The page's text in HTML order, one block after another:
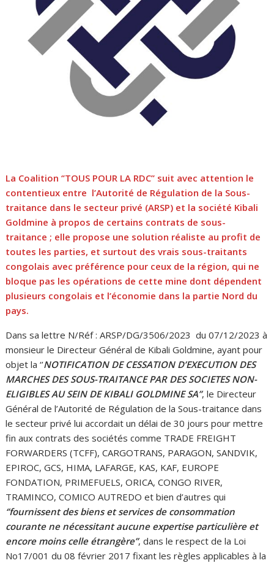
La Coalition ‘’TOUS POUR LA RDC’’ suit avec attention le
contentieux entre l’Autorité de Régulation de la Sous-
traitance dans le secteur privé (ARSP) et la société Kibali
Goldmine à propos de certains contrats de sous-
traitance ; elle propose une solution réaliste au profit de
toutes les parties, et surtout des vrais sous-traitants
congolais avec préférence pour ceux de la région, qui ne
bloque pas les opérations de cette mine dont dépendent
plusieurs congolais et l’économie dans la partie Nord du
pays.
Dans sa lettre N/Réf : ARSP/DG/3506/2023 du 07/12/2023 à
monsieur le Directeur Général de Kibali Goldmine, ayant pour
objet la ‘’NOTIFICATION DE CESSATION D’EXECUTION DES
MARCHES DES SOUS-TRAITANCE PAR DES SOCIETES NON-
ELIGIBLES AU SEIN DE KIBALI GOLDMINE SA’’, le Directeur
Général de l’Autorité de Régulation de la Sous-traitance dans
le secteur privé lui accordait un délai de 30 jours pour mettre
fin aux contrats des sociétés comme TRADE FREIGHT
FORWARDERS (TCFF), CARGOTRANS, PARAGON, SANDVIK,
EPIROC, GCS, HIMA, LAFARGE, KAS, KAF, EUROPE
FONDATION, PRIMEFUELS, ORICA, CONGO RIVER,
TRAMINCO, COMICO AUTREDO et bien d’autres qui
‘’fournissent des biens et services de consommation
courante ne nécessitant aucune expertise particulière et
encore moins celle étrangère’’, dans le respect de la Loi
No17/001 du 08 février 2017 fixant les règles applicables à la